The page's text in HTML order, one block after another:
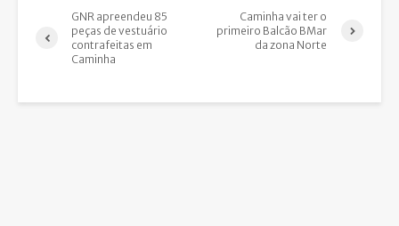
GNR apreendeu 85
peças de vestuário
contrafeitas em
Caminha
Caminha vai ter o
primeiro Balcão BMar
da zona Norte